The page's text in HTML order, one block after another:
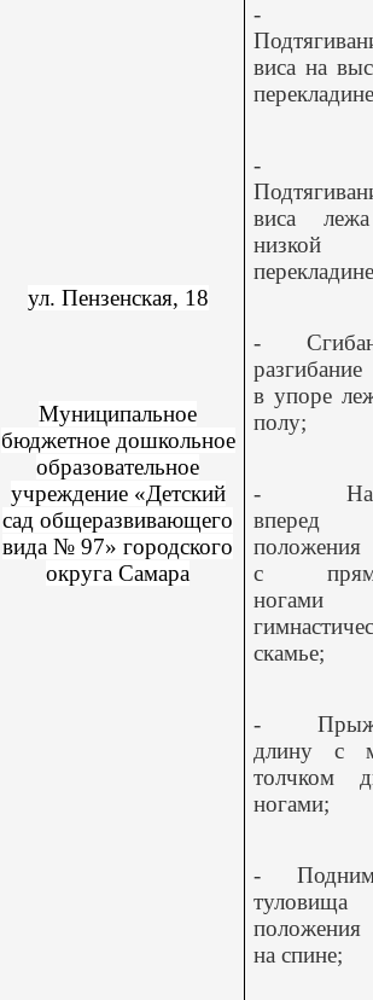
ул. Пензенская, 18
Муниципальное
бюджетное дошкольное
образовательное
учреждение «Детский
сад общеразвивающего
вида № 97» городского
округа Самара
-
виса на
-
виса
низкой
-
в упоре
полу;
-
положения
с
скамье;
-
длину с
толчком
ногами;
-
положения
на спине;